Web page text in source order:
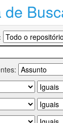
de